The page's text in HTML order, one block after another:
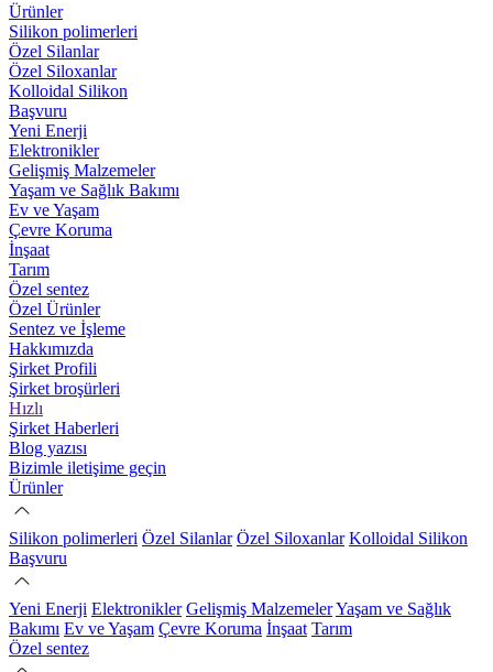
Ürünler
Silikon polimerleri
Özel Silanlar
Özel Siloxanlar
Kolloidal Silikon
Başvuru
Yeni Enerji
Elektronikler
Gelişmiş Malzemeler
Yaşam ve Sağlık Bakımı
Ev ve Yaşam
Çevre Koruma
İnşaat
Tarım
Özel sentez
Özel Ürünler
Sentez ve İşleme
Hakkımızda
Şirket Profili
Şirket broşürleri
Hızlı
Şirket Haberleri
Blog yazısı
Bizimle iletişime geçin
Ürünler
Silikon polimerleri Özel Silanlar Özel Siloxanlar Kolloidal Silikon
Başvuru
Yeni Enerji Elektronikler Gelişmiş MalzemelerYaşam ve Sağlık
Bakımı Ev ve Yaşam Çevre Koruma İnşaat Tarım
Özel sentez